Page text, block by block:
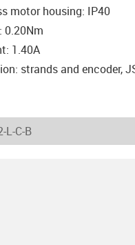
motor housing: IP40
0.20Nm
1.40A
strands and encoder,
dot
L-C-B